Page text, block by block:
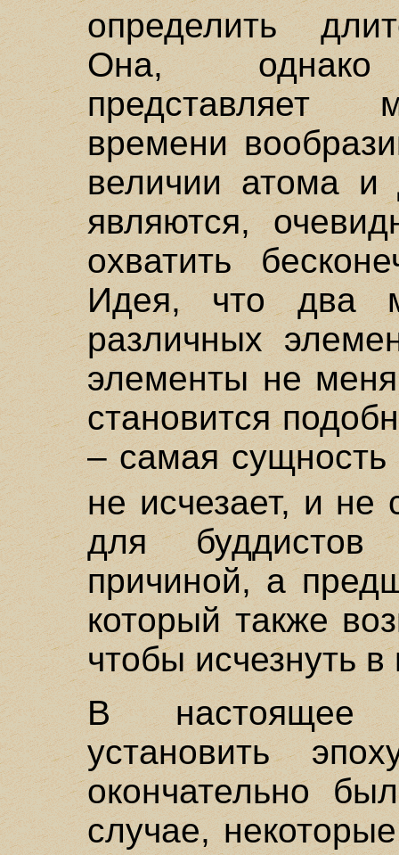
определить
Она, однако
представляет
времени
величии атома и
являются,
охватить
Идея, что два
различных
элементы не
становится
– самая сущность
не исчезает, и не
для
причиной, а
который также
чтобы исчезнуть в
В настоящее
установить
окончательно
случае,